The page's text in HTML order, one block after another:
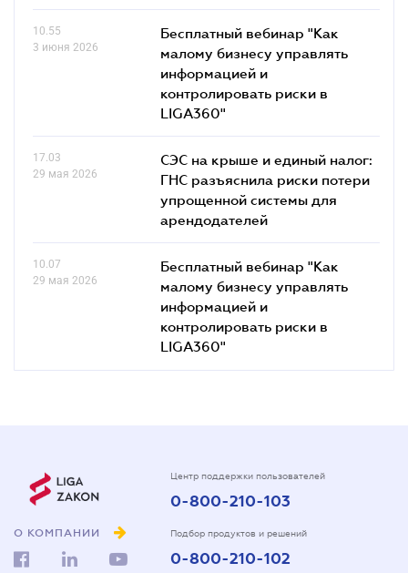
10.55
3 июня 2026
Бесплатный вебинар "Как
малому бизнесу управлять
информацией и
контролировать риски в
LIGA360"
17.03
29 мая 2026
СЭС на крыше и единый налог:
ГНС разъяснила риски потери
упрощенной системы для
арендодателей
10.07
29 мая 2026
Бесплатный вебинар "Как
малому бизнесу управлять
информацией и
контролировать риски в
LIGA360"
О КОМПАНИИ
Центр поддержки пользователей
0-800-210-103
Подбор продуктов и решений
0-800-210-102